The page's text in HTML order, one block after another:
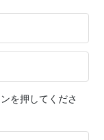
を押してくださ